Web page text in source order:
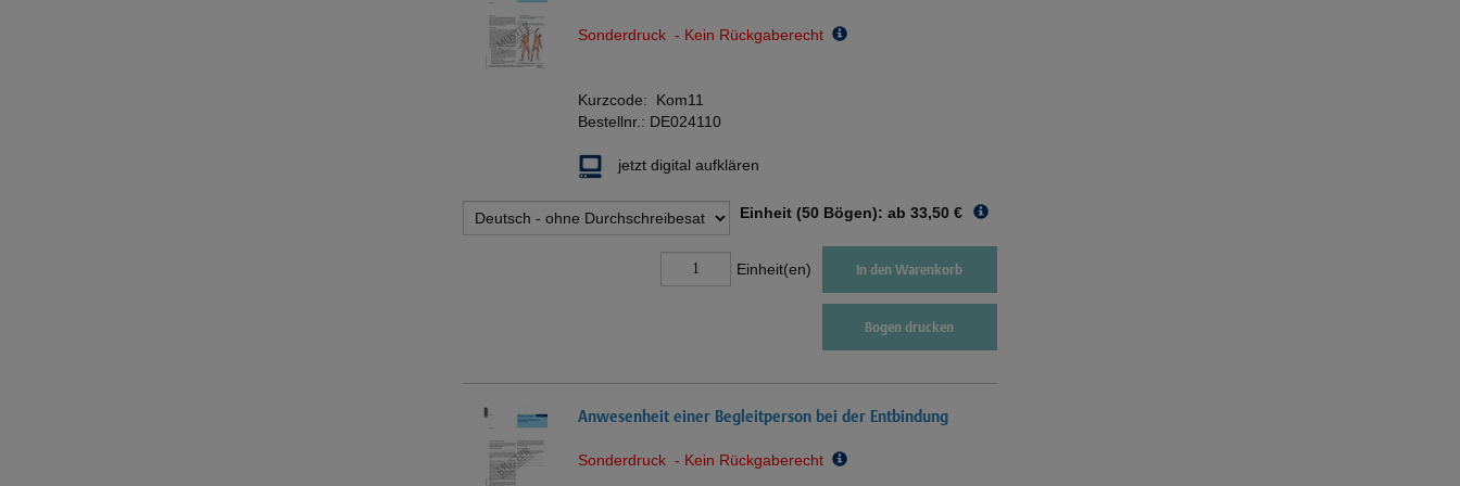
Sonderdruck - Kein Rückgaberecht
Kurzcode: Kom11
Bestellnr.: DE024110
jetzt digital aufklären
Einheit (50 Bögen): ab 33,50 €
Einheit(en) In den Warenkorb
Bogen drucken
Anwesenheit einer Begleitperson bei der Entbindung
Sonderdruck - Kein Rückgaberecht